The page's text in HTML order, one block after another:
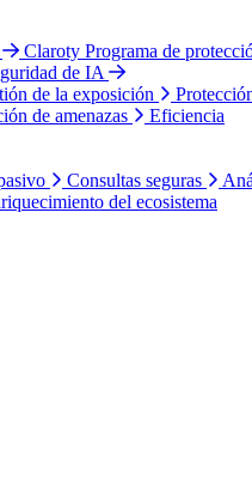
Claroty Programa de
de IA
de la exposición
de amenazas
Eficiencia
Consultas seguras
del ecosistema